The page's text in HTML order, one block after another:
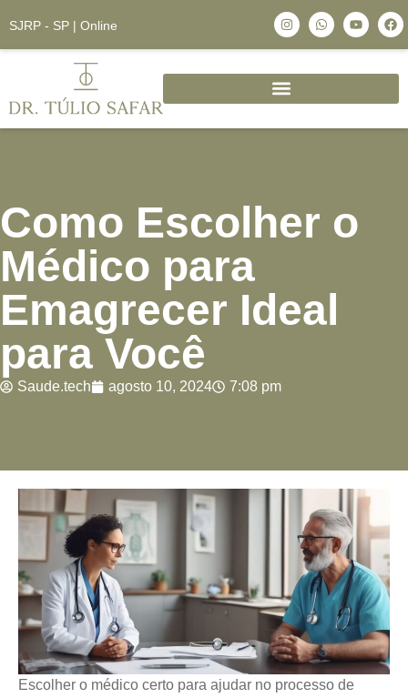
SJRP - SP | Online
Como Escolher o
Médico para
Emagrecer Ideal
para Você
Saude.tech agosto 10, 2024 7:08 pm
Escolher o médico certo para ajudar no processo de